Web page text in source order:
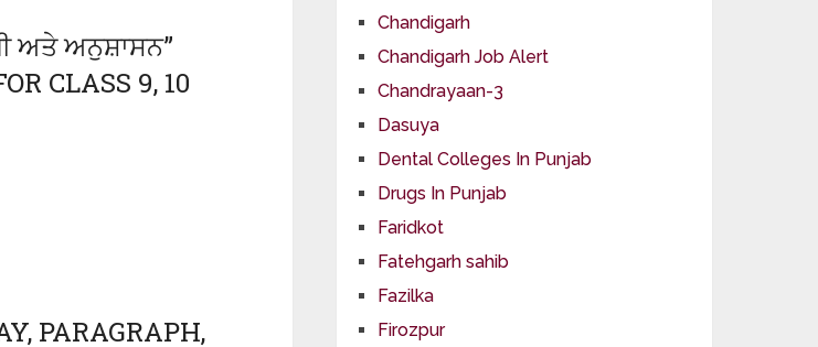
ਅਤੇ ਅਨੁਸ਼ਾਸਨ”
CLASS 9, 10
PARAGRAPH,
Chandigarh
Chandigarh Job Alert
Chandrayaan-3
Dasuya
Dental Colleges In Punjab
Drugs In Punjab
Faridkot
Fatehgarh sahib
Fazilka
Firozpur